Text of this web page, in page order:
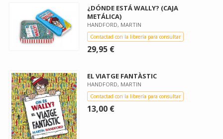
¿DÓNDE ESTÁ WALLY? (CAJA
METÁLICA)
HANDFORD, MARTIN
Contactad con la librería para consultar
29,95 €
EL VIATGE FANTÀSTIC
HANDFORD, MARTIN
Contactad con la librería para consultar
13,00 €